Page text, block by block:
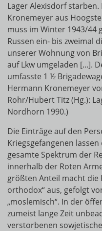
Lager Alexisdorf
Kronemeyer aus
muss im Winter 1943/44
Russen ein- bis zweimal
unserer Wohnung von
auf Lkw umgeladen [...].
umfasste 1 ½
Hermann Kronemeyer
Rohr/Hubert Titz (Hg.):
Nordhorn 1990.)
Die Einträge auf den
Kriegsgefangenen lassen
gesamte Spektrum der
innerhalb der Roten
größten Anteil macht die
orthodox“ aus, gefolgt
„moslemisch“. In der
zumeist lange Zeit
verstorbenen